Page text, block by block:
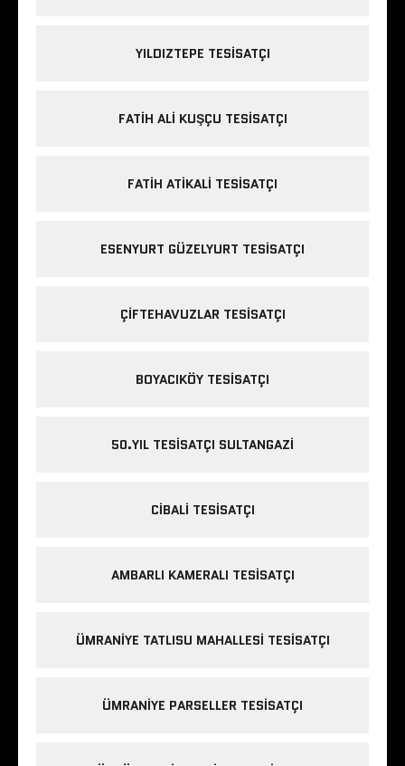
YILDIZTEPE TESISATÇI
FATIH ALI KUŞÇU TESISATÇI
FATIH ATIKALI TESISATÇI
ESENYURT GÜZELYURT TESISATÇI
ÇIFTEHAVUZLAR TESISATÇI
BOYACIKÖY TESISATÇI
50.YIL TESISATÇI SULTANGAZI
CIBALI TESISATÇI
AMBARLI KAMERALI TESISATÇI
ÜMRANIYE TATLISU MAHALLESI TESISATÇI
ÜMRANIYE PARSELLER TESISATÇI